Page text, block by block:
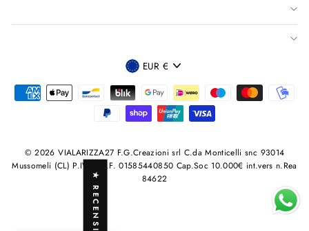
VALUTA
EUR €
© 2026 VIALARIZZA27 F.G.Creazioni srl C.da Monticelli snc 93014
Mussomeli (CL) P.IVA /C.F. 01585440850 Cap.Soc 10.000€ int.vers n.Rea
84622
★ RECENSIONI